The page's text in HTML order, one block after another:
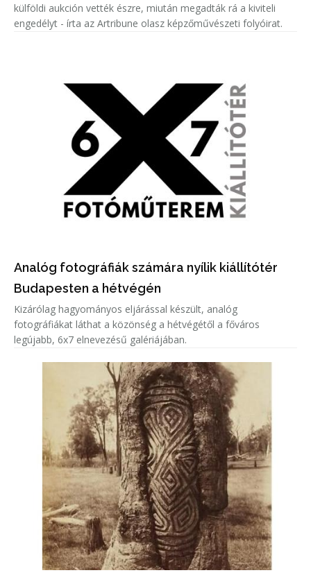
külföldi aukción vették észre, miután megadták rá a kiviteli
engedélyt - írta az Artribune olasz képzőművészeti folyóirat.
Analóg fotográfiák számára nyílik kiállítótér
Budapesten a hétvégén
Kizárólag hagyományos eljárással készült, analóg
fotográfiákat láthat a közönség a hétvégétől a főváros
legújabb, 6x7 elnevezésű galériájában.